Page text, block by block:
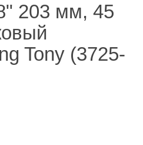
203 мм, 45
Tony (3725-